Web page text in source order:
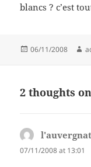
blancs ? c’est
Posted
06/11/2008
2 thoughts
l'auvergnat
07/11/2008 at 13:01